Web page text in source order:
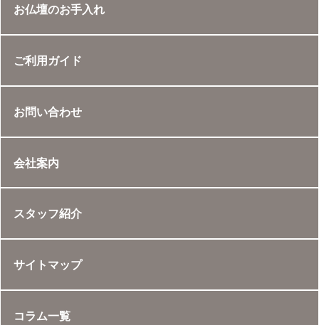
お仏壇のお手入れ
ご利用ガイド
お問い合わせ
会社案内
スタッフ紹介
サイトマップ
コラム一覧